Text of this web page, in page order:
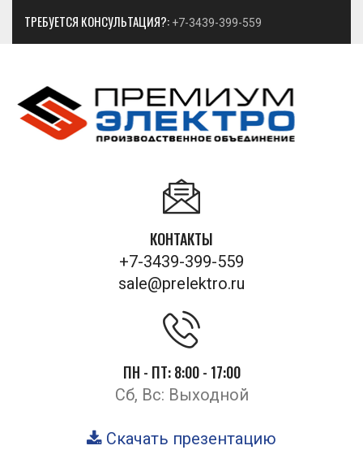
ТРЕБУЕТСЯ КОНСУЛЬТАЦИЯ?: +7-3439-399-559
КОНТАКТЫ
+7-3439-399-559
sale@prelektro.ru
ПН - ПТ: 8:00 - 17:00
Сб, Вс: Выходной
Скачать презентацию